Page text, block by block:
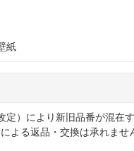
紙
定）により新旧品番が混在
よる返品・交換は承れませ